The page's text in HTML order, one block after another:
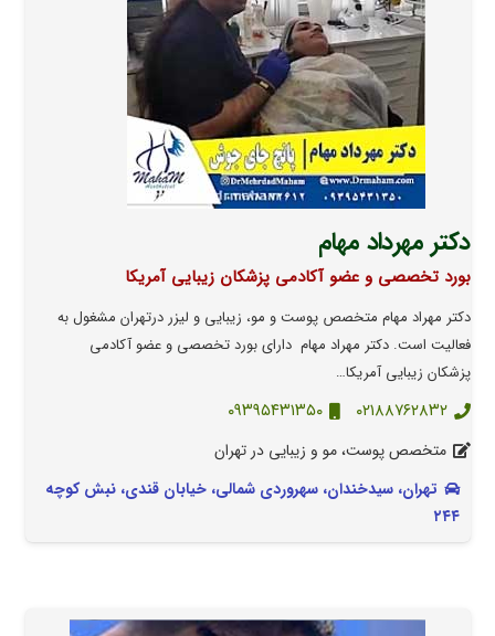
دکتر مهرداد مهام
بورد تخصصی و عضو آکادمی پزشکان زیبایی آمریکا
دکتر مهراد مهام متخصص پوست و مو، زیبایی و لیزر درتهران مشغول به
فعالیت است. دکتر مهراد مهام دارای بورد تخصصی و عضو آکادمی
پزشکان زیبایی آمریکا…
۰۲۱۸۸۷۶۲۸۳۲ ۰۹۳۹۵۴۳۱۳۵۰
متخصص پوست، مو و زیبایی در تهران
تهران، سیدخندان، سهروردی شمالی، خیابان قندی، نبش کوچه
۲۴۴